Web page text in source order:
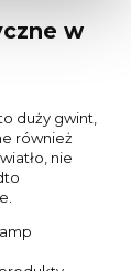
w
duży gwint,
również
nie